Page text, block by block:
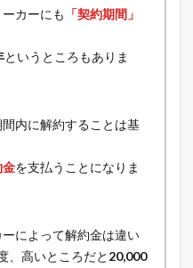
カーにも 「契約期間」
というところもありま
内に解約することは基
金を支払うことになりま
によって解約金は違い
、高いところだと 20,000